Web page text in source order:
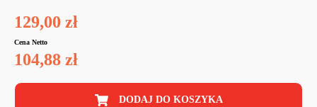
129,00 zł
Cena Netto
104,88 zł
DODAJ DO KOSZYKA